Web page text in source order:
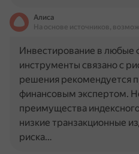
Алиса
На основе источников,
Инвестирование в любые
инструменты связано с
решения рекомендуется
финансовым экспертом.
преимущества
низкие транзакционные
риска…